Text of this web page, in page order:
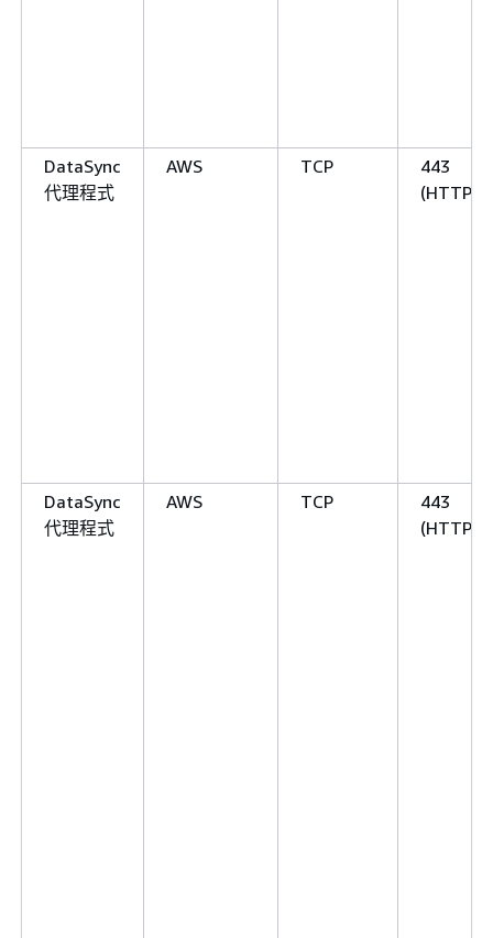
DataSync
代理程式
AWS TCP
443
(HTTPS)
DataSync
代理程式
AWS TCP
443
(HTTPS)